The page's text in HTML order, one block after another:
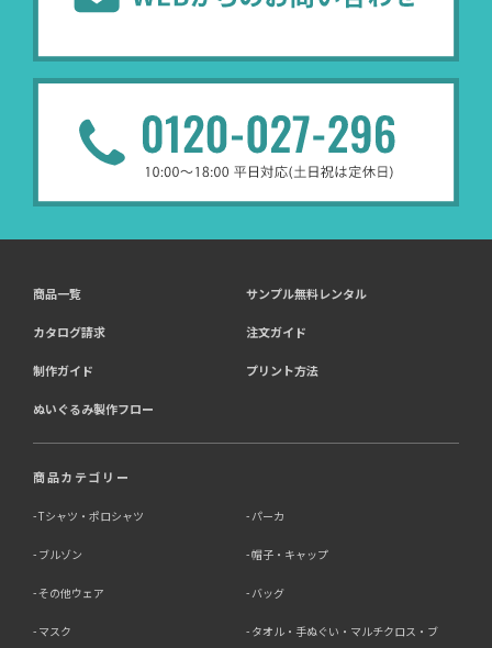
商品一覧 サンプル無料レンタル
カタログ請求 注文ガイド
制作ガイド プリント方法
ぬいぐるみ製作フロー
商品カテゴリー
Tシャツ・ポロシャツ パーカ
ブルゾン 帽子・キャップ
その他ウェア バッグ
マスク タオル・手ぬぐい・マルチクロス・ブ